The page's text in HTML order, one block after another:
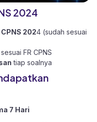
2024
2024 (sudah sesuai
FR CPNS
tiap soalnya
7 Hari